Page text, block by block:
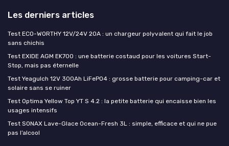
Les derniers articles
Test ECO-WORTHY 12V/24V 20A : un chargeur polyvalent qui fait le job
sans chichis
Test EXIDE AGM EK700 : une batterie costaud pour les voitures Start-
Stop, mais pas éternelle
Test Yeagulch 12V 300Ah LiFePO4 : grosse batterie pour camping-car et
solaire sans se ruiner
Test Optima Yellow Top YT S 4.2 : la petite batterie qui encaisse bien les
usages intensifs
Test SONAX Lave-Glace Ocean-Fresh 3L : simple, efficace et qui ne pue
pas l’alcool